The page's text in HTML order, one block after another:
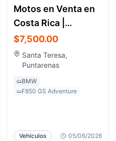
Motos en Venta en
Costa Rica |
Motocicletas,
Adventure Bikes y
Touring
$7,500.00
Santa Teresa,
Puntarenas
BMW
F850 GS Adventure
Vehículos 05/06/2026